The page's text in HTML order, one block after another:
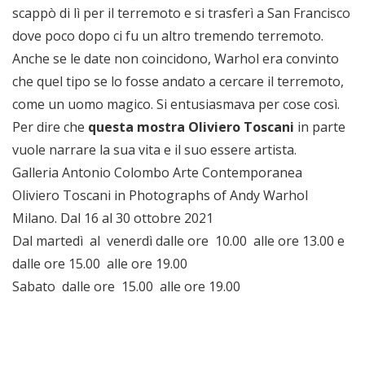
scappò di lì per il terremoto e si trasferì a San Francisco
dove poco dopo ci fu un altro tremendo terremoto.
Anche se le date non coincidono, Warhol era convinto
che quel tipo se lo fosse andato a cercare il terremoto,
come un uomo magico. Si entusiasmava per cose così.
Per dire che questa mostra Oliviero Toscani in parte
vuole narrare la sua vita e il suo essere artista.
Galleria Antonio Colombo Arte Contemporanea
Oliviero Toscani in Photographs of Andy Warhol
Milano. Dal 16 al 30 ottobre 2021
Dal martedì al venerdì dalle ore 10.00 alle ore 13.00 e
dalle ore 15.00 alle ore 19.00
Sabato dalle ore 15.00 alle ore 19.00